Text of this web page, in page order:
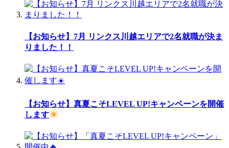
【お知らせ】7月 リンクス川越エリアで2名就職が決ま
りました！！
【お知らせ】真夏こそLEVEL UP!キャンペーンを開催
します